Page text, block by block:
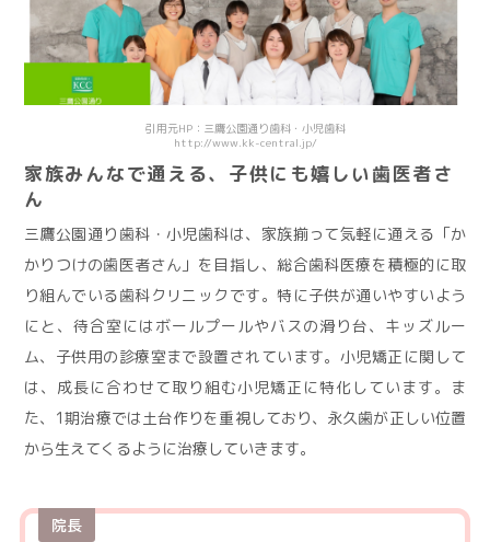
引用元HP：三鷹公園通り歯科・小児歯科
http://www.kk-central.jp/
家族みんなで通える、子供にも嬉しい歯医者さ
ん
三鷹公園通り歯科・小児歯科は、家族揃って気軽に通える「か
かりつけの歯医者さん」を目指し、総合歯科医療を積極的に取
り組んでいる歯科クリニックです。特に子供が通いやすいよう
にと、待合室にはボールプールやバスの滑り台、キッズルー
ム、子供用の診療室まで設置されています。小児矯正に関して
は、成長に合わせて取り組む小児矯正に特化しています。ま
た、1期治療では土台作りを重視しており、永久歯が正しい位置
から生えてくるように治療していきます。
院長